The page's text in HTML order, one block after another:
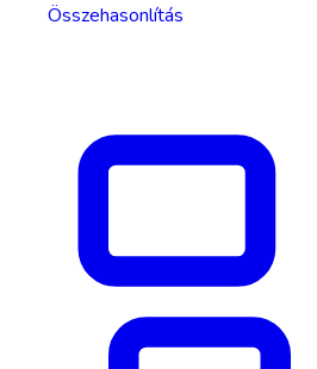
Összehasonlítás